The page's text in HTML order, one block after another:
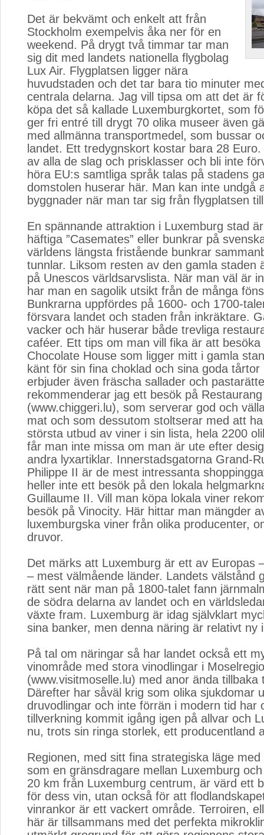
Det är bekvämt och enkelt att från
Stockholm exempelvis åka ner för en
weekend. På drygt två timmar tar man
sig dit med landets nationella flygbolag
Lux Air. Flygplatsen ligger nära
huvudstaden och det tar bara tio minuter
centrala delarna. Jag vill tipsa om att det är
köpa det så kallade Luxemburgkortet, som
ger fri entré till drygt 70 olika museer även
med allmänna transportmedel, som bussar
landet. Ett tredygnskort kostar bara 28
av alla de slag och prisklasser och bli inte
höra EU:s samtliga språk talas på stadens
domstolen huserar här. Man kan inte undgå
byggnader när man tar sig från flygplatsen
En spännande attraktion i Luxemburg stad
häftiga ”Casemates” eller bunkrar på
världens längsta fristående bunkrar
tunnlar. Liksom resten av den gamla staden
på Unescos världsarvslista. När man väl är
har man en sagolik utsikt från de många
Bunkrarna uppfördes på 1600- och 1700-
försvara landet och staden från inkräktare.
vacker och här huserar både trevliga
caféer. Ett tips om man vill fika är att besöka
Chocolate House som ligger mitt i gamla
känt för sin fina choklad och sina goda tårtor
erbjuder även fräscha sallader och
rekommenderar jag ett besök på
(www.chiggeri.lu), som serverar god och
mat och som dessutom stoltserar med att
största utbud av viner i sin lista, hela 2200
får man inte missa om man är ute efter
andra lyxartiklar. Innerstadsgatorna Grand-
Philippe II är de mest intressanta
heller inte ett besök på den lokala
Guillaume II. Vill man köpa lokala viner
besök på Vinocity. Här hittar man mängder
luxemburgska viner från olika producenter,
druvor.
Det märks att Luxemburg är ett av Europas
– mest välmående länder. Landets välstånd
rätt sent när man på 1800-talet fann
de södra delarna av landet och en
växte fram. Luxemburg är idag självklart
sina banker, men denna näring är relativt ny
På tal om näringar så har landet också ett
vinområde med stora vinodlingar i
(www.visitmoselle.lu) med anor ända tillbaka
Därefter har såväl krig som olika sjukdomar
druvodlingar och inte förrän i modern tid har
tillverkning kommit igång igen på allvar och
nu, trots sin ringa storlek, ett producentland
Regionen, med sitt fina strategiska läge
som en gränsdragare mellan Luxemburg
20 km från Luxemburg centrum, är värd ett
för dess vin, utan också för att
vinrankor är ett vackert område. Terroiren,
här är tillsammans med det perfekta